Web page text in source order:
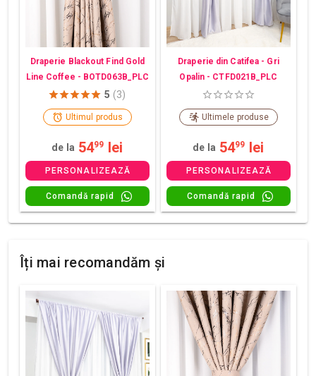
Draperie Blackout Find Gold
Line Coffee - BOTD063B_PLC
5 (3)
Ultimul produs
de la 5499 lei
PERSONALIZEAZĂ
Comandă rapid
Draperie din Catifea - Gri
Opalin - CTFD021B_PLC
Ultimele produse
de la 5499 lei
PERSONALIZEAZĂ
Comandă rapid
Îți mai recomandăm și